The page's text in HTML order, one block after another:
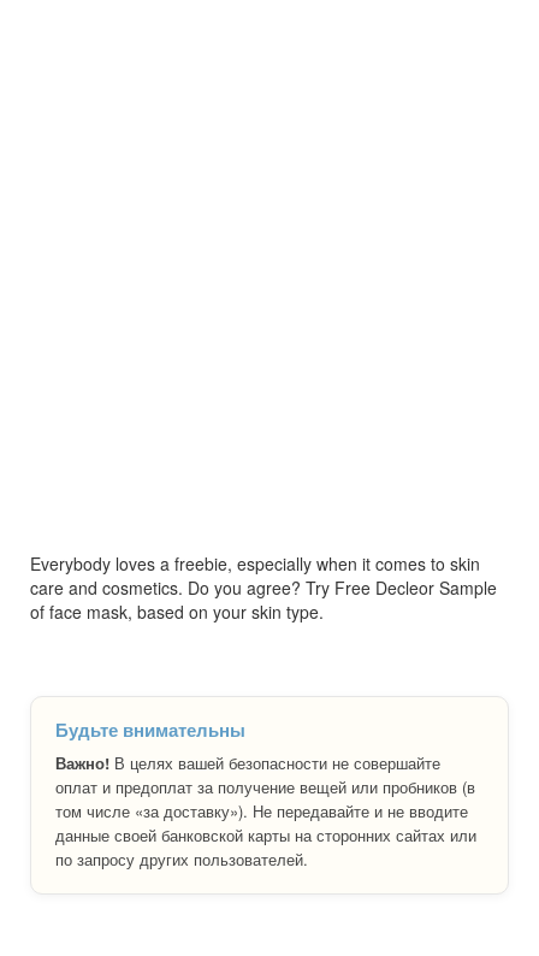
Everybody loves a freebie, especially when it comes to skin
care and cosmetics. Do you agree? Try Free Decleor Sample
of face mask, based on your skin type.
Будьте внимательны
Важно! В целях вашей безопасности не совершайте
оплат и предоплат за получение вещей или пробников (в
том числе «за доставку»). Не передавайте и не вводите
данные своей банковской карты на сторонних сайтах или
по запросу других пользователей.